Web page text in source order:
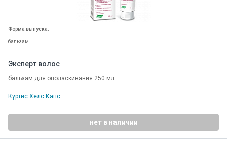
Форма выпуска:
бальзам
Эксперт волос
бальзам для ополаскивания 250 мл
Куртис Хелс Капс
нет в наличии